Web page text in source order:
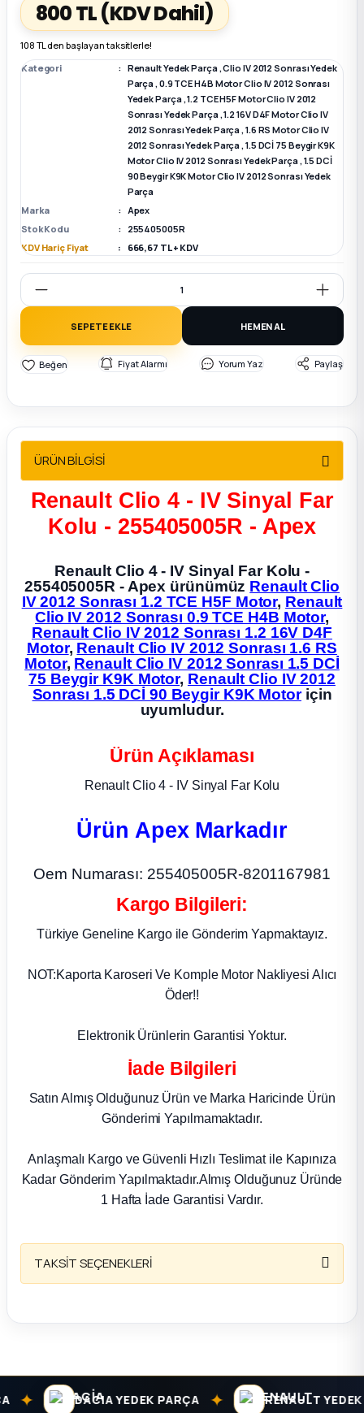
Parça
Parça
Parça
Sedan
Parça
Parça
Parça
Parça
800 TL(KDV Dahil)
108 TL den başlayan taksitlerle!
Kategori
Renault Yedek Parça,Clio IV 2012 Sonrası Yedek
Parça,0.9 TCE H4B Motor Clio IV 2012 Sonrası
Yedek Parça,1.2 TCE H5F Motor Clio IV 2012
Sonrası Yedek Parça,1.2 16V D4F Motor Clio IV
2012 Sonrası Yedek Parça,1.6 RS Motor Clio IV
2012 Sonrası Yedek Parça,1.5 DCİ 75 Beygir K9K
Motor Clio IV 2012 Sonrası Yedek Parça,1.5 DCİ
90 Beygir K9K Motor Clio IV 2012 Sonrası Yedek
Parça
Marka
Apex
Stok Kodu
255405005R
KDV Hariç Fiyat
666,67 TL + KDV
SEPETE EKLE HEMEN AL
Fiyat Alarmı Yorum Yaz Paylaş
ÜRÜN BİLGİSİ
Renault Clio 4 - IV Sinyal Far
Kolu - 255405005R - Apex
Renault Clio 4 - IV Sinyal Far Kolu -
255405005R - Apex ürünümüz Renault Clio
IV 2012 Sonrası 1.2 TCE H5F Motor, Renault
Clio IV 2012 Sonrası 0.9 TCE H4B Motor,
Renault Clio IV 2012 Sonrası 1.2 16V D4F
Motor, Renault Clio IV 2012 Sonrası 1.6 RS
Motor, Renault Clio IV 2012 Sonrası 1.5 DCİ
75 Beygir K9K Motor, Renault Clio IV 2012
Sonrası 1.5 DCİ 90 Beygir K9K Motoriçin
uyumludur.
Ürün Açıklaması
Renault Clio 4 - IV Sinyal Far Kolu
Ürün Apex Markadır
Oem Numarası: 255405005R-8201167981
Kargo Bilgileri:
Türkiye Geneline Kargo ile Gönderim Yapmaktayız.
NOT:Kaporta Karoseri Ve Komple Motor Nakliyesi Alıcı
Öder!!
Elektronik Ürünlerin Garantisi Yoktur.
İade Bilgileri
Satın Almış Olduğunuz Ürün ve Marka Haricinde Ürün
Gönderimi Yapılmamaktadır.
Anlaşmalı Kargo ve Güvenli Hızlı Teslimat ile Kapınıza
Kadar Gönderim Yapılmaktadır.Almış Olduğunuz Üründe
1 Hafta İade Garantisi Vardır.
TAKSİT SEÇENEKLERİ
✦ DACIA YEDEK PARÇA ✦ RENAULT YEDEK